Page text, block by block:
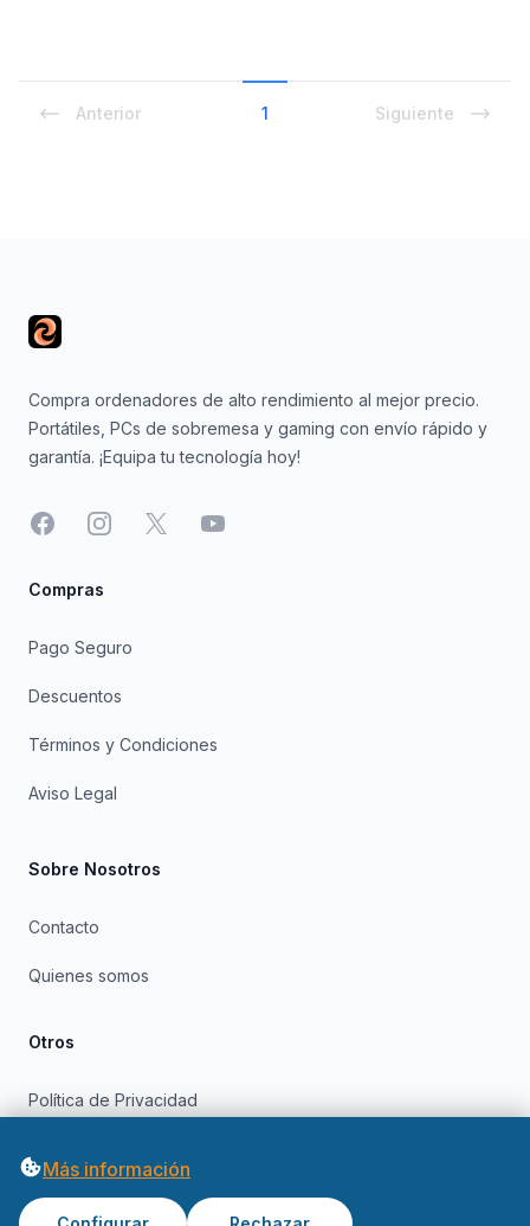
Anterior 1 Siguiente
Compra ordenadores de alto rendimiento al mejor precio.
Portátiles, PCs de sobremesa y gaming con envío rápido y
garantía. ¡Equipa tu tecnología hoy!
FacebookInstagram
X YouTube
Compras
Pago Seguro
Descuentos
Términos y Condiciones
Aviso Legal
Sobre Nosotros
Contacto
Quienes somos
Otros
Política de Privacidad
Más información